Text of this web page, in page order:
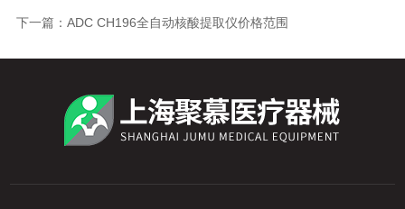
下一篇： ADC CH196全自动核酸提取仪价格范围